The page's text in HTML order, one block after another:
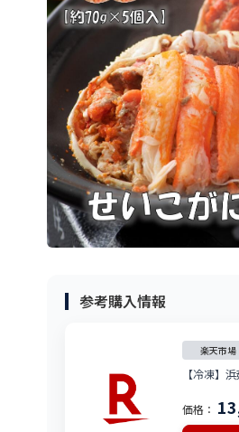
参考購入情報
楽天市場
【冷凍
価格：